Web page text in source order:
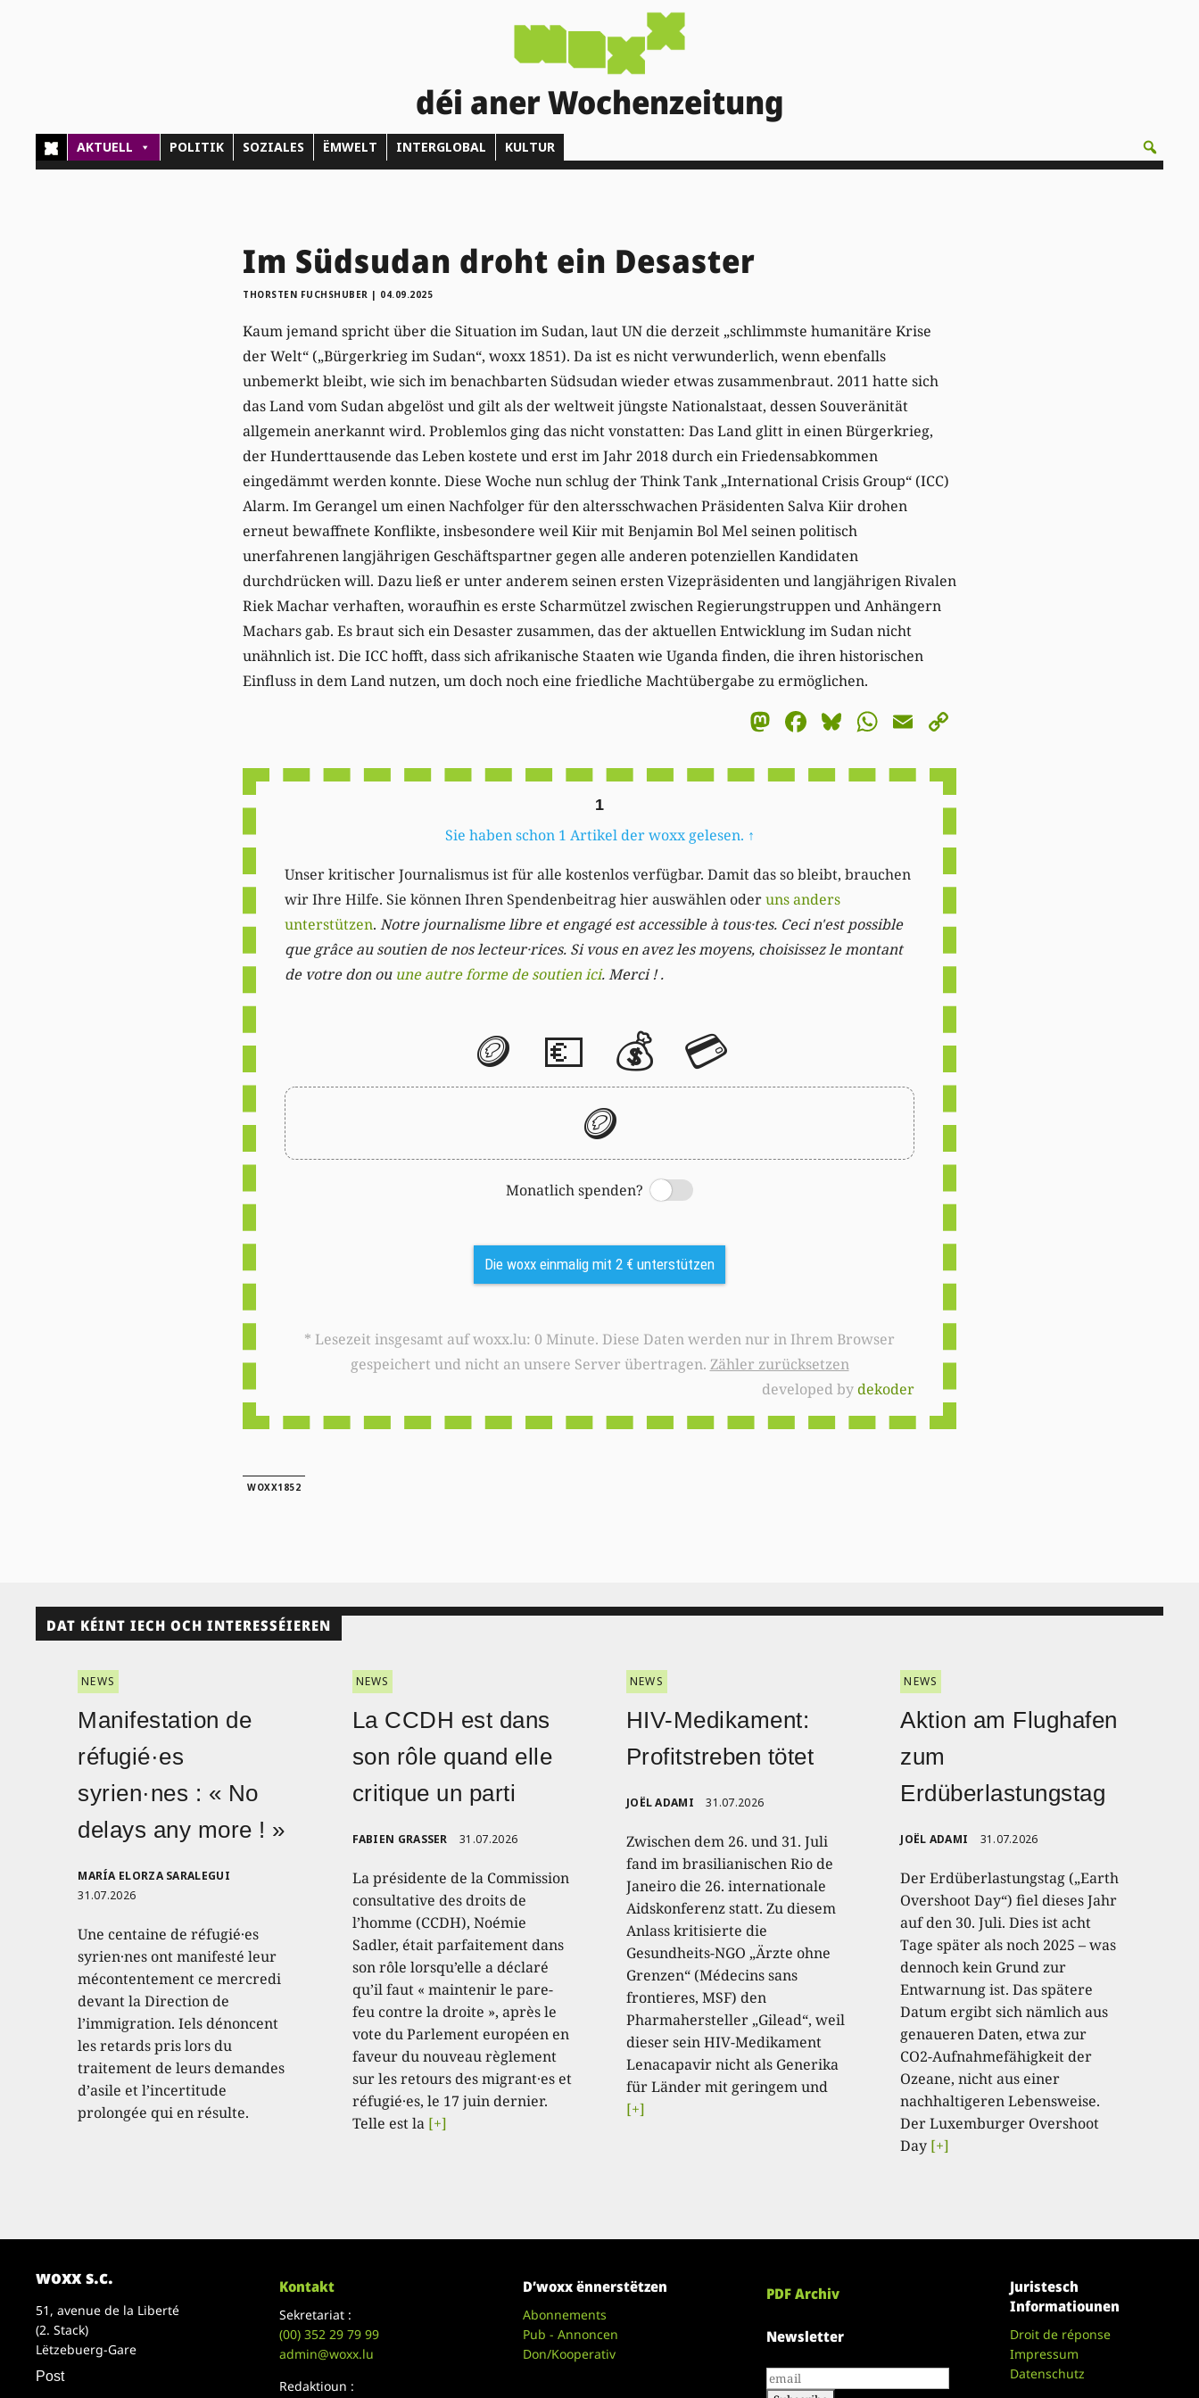
déi aner Wochenzeitung
AKTUELL POLITIK SOZIALES ËMWELT INTERGLOBAL KULTUR
Im Südsudan droht ein Desaster
THORSTEN FUCHSHUBER | 04.09.2025
Kaum jemand spricht über die Situation im Sudan, laut UN die derzeit „schlimmste humanitäre Krise
der Welt“ („Bürgerkrieg im Sudan“, woxx 1851). Da ist es nicht verwunderlich, wenn ebenfalls
unbemerkt bleibt, wie sich im benachbarten Südsudan wieder etwas zusammenbraut. 2011 hatte sich
das Land vom Sudan abgelöst und gilt als der weltweit jüngste Nationalstaat, dessen Souveränität
allgemein anerkannt wird. Problemlos ging das nicht vonstatten: Das Land glitt in einen Bürgerkrieg,
der Hunderttausende das Leben kostete und erst im Jahr 2018 durch ein Friedensabkommen
eingedämmt werden konnte. Diese Woche nun schlug der Think Tank „International Crisis Group“ (ICC)
Alarm. Im Gerangel um einen Nachfolger für den altersschwachen Präsidenten Salva Kiir drohen
erneut bewaffnete Konflikte, insbesondere weil Kiir mit Benjamin Bol Mel seinen politisch
unerfahrenen langjährigen Geschäftspartner gegen alle anderen potenziellen Kandidaten
durchdrücken will. Dazu ließ er unter anderem seinen ersten Vizepräsidenten und langjährigen Rivalen
Riek Machar verhaften, woraufhin es erste Scharmützel zwischen Regierungstruppen und Anhängern
Machars gab. Es braut sich ein Desaster zusammen, das der aktuellen Entwicklung im Sudan nicht
unähnlich ist. Die ICC hofft, dass sich afrikanische Staaten wie Uganda finden, die ihren historischen
Einfluss in dem Land nutzen, um doch noch eine friedliche Machtübergabe zu ermöglichen.
Mastodon
Facebook
Bluesky
WhatsApp
Email
1
Sie haben schon 1 Artikel der woxx gelesen. ↑
Unser kritischer Journalismus ist für alle kostenlos verfügbar. Damit das so bleibt, brauchen
wir Ihre Hilfe. Sie können Ihren Spendenbeitrag hier auswählen oderuns anders
unterstützen. Notre journalisme libre et engagé est accessible à tous·tes. Ceci n'est possible
que grâce au soutien de nos lecteur·rices. Si vous en avez les moyens, choisissez le montant
de votre don ou une autre forme de soutien ici. Merci ! .
🪙 💶 💰 💳
🪙
Monatlich spenden?
Switch
Die woxx einmalig mit 2 € unterstützen
* Lesezeit insgesamt auf woxx.lu: 0 Minute. Diese Daten werden nur in Ihrem Browser
gespeichert und nicht an unsere Server übertragen. Zähler zurücksetzen
developed bydekoder
WOXX1852
DAT KÉINT IECH OCH INTERESSÉIEREN
NEWS
Manifestation de
réfugié·es
syrien·nes : « No
delays any more ! »
MARÍA ELORZA SARALEGUI
31.07.2026
Une centaine de réfugié·es
syrien·nes ont manifesté leur
mécontentement ce mercredi
devant la Direction de
l’immigration. Iels dénoncent
les retards pris lors du
traitement de leurs demandes
d’asile et l’incertitude
prolongée qui en résulte.
NEWS
La CCDH est dans
son rôle quand elle
critique un parti
FABIEN GRASSER 31.07.2026
La présidente de la Commission
consultative des droits de
l’homme (CCDH), Noémie
Sadler, était parfaitement dans
son rôle lorsqu’elle a déclaré
qu’il faut « maintenir le pare-
feu contre la droite », après le
vote du Parlement européen en
faveur du nouveau règlement
sur les retours des migrant·es et
réfugié·es, le 17 juin dernier.
Telle est la [+]
NEWS
HIV-Medikament:
Profitstreben tötet
JOËL ADAMI 31.07.2026
Zwischen dem 26. und 31. Juli
fand im brasilianischen Rio de
Janeiro die 26. internationale
Aidskonferenz statt. Zu diesem
Anlass kritisierte die
Gesundheits-NGO „Ärzte ohne
Grenzen“ (Médecins sans
frontieres, MSF) den
Pharmahersteller „Gilead“, weil
dieser sein HIV-Medikament
Lenacapavir nicht als Generika
für Länder mit geringem und
[+]
NEWS
Aktion am Flughafen
zum
Erdüberlastungstag
JOËL ADAMI 31.07.2026
Der Erdüberlastungstag („Earth
Overshoot Day“) fiel dieses Jahr
auf den 30. Juli. Dies ist acht
Tage später als noch 2025 – was
dennoch kein Grund zur
Entwarnung ist. Das spätere
Datum ergibt sich nämlich aus
genaueren Daten, etwa zur
CO2-Aufnahmefähigkeit der
Ozeane, nicht aus einer
nachhaltigeren Lebensweise.
Der Luxemburger Overshoot
Day [+]
woxx s.c.
51, avenue de la Liberté
(2. Stack)
Lëtzebuerg-Gare
Post
Kontakt
Sekretariat :
(00)352 29 79 99
admin@woxx.lu
Redaktioun :
D’woxx ënnerstëtzen
Abonnements
Pub - Annoncen
Don/Kooperativ
PDF Archiv
Newsletter
Juristesch
Informatiounen
Droit de réponse
Impressum
Datenschutz